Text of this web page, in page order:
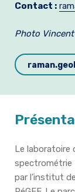
Contact :
Photo
Le laboratoire
spectrométrie
par l’institut